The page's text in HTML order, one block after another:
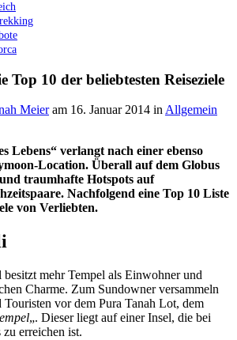
Top 10 der beliebtesten Reiseziele
Meier am 16. Januar 2014 inAllgemein
Lebens“ verlangt nach einer ebenso
Location. Überall auf dem Globus
traumhafte Hotspots auf
Nachfolgend eine Top 10 Liste
von Verliebten.
mehr Tempel als Einwohner und
Charme. Zum Sundowner versammeln
vor dem Pura Tanah Lot, dem
„. Dieser liegt auf einer Insel, die bei
erreichen ist.